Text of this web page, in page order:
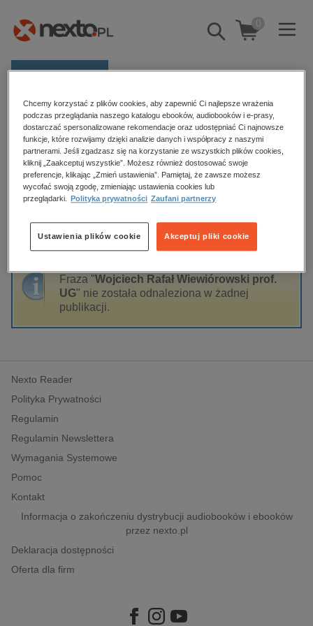
Pokaż/schowaj
wyszukiwarkę
0
E-prasa
Kategorie
Zobacz wszystkie E-prasa
budownictwo, aranżacja wnętrz
biznesowe, branżowe, gospodarka
edukacja
hobby, sport, rozrywka
komputery, internet, technologie, informatyka
kobiece, lifestyle, kultura
inne
popularno-naukowe
Strona główna Wojciech Rafał Wiewiórowski prof. UG
Wojciech Rafał Wiewiórowski prof.
UG
Sortowanie Filtrowanie
Fraza "Wojciech Rafał Wiewiórowski prof.
UG" nie została odnaleziona w żadnej
publikacji.
Nexto Reader
Polityka Prywatności
Regulamin
Regulamin Newslettera
Wymagania Systemowe
Pomoc
Kontakt
Informacja o zakończeniu dystrybucji audiobooków i ebooków
przez nexto.pl
Deklaracja dostępności
Oferta dla firm
Chcemy korzystać z plików cookies, aby zapewnić Ci najlepsze wrażenia
podczas przeglądania naszego katalogu ebooków, audiobooków i e-prasy,
dostarczać spersonalizowane rekomendacje oraz udostępniać Ci najnowsze
funkcje, które rozwijamy dzięki analizie danych i współpracy z naszymi
partnerami. Jeśli zgadzasz się na korzystanie ze wszystkich plików cookies,
kliknij „Zaakceptuj wszystkie”. Możesz również dostosować swoje
preferencje, klikając „Zmień ustawienia”. Pamiętaj, że zawsze możesz
wycofać swoją zgodę, zmieniając ustawienia cookies lub
przeglądarki.
Polityka prywatności Zaufani partnerzy
Akceptuj pliki cookie
Ustawienia plików cookie